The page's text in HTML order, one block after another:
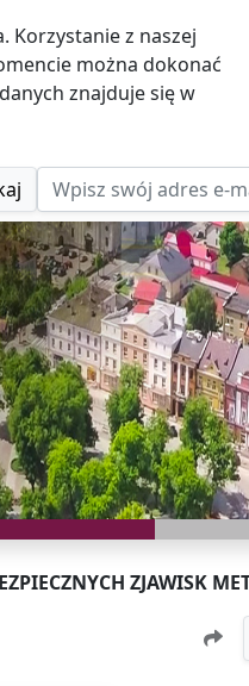
z naszej
można dokonać
znajduje się w
ZJAWISK